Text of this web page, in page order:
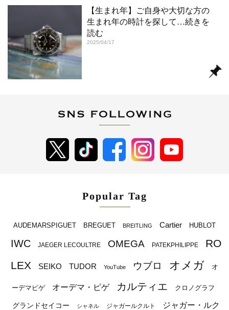
【生まれ年】ご自身や大切な方の
生まれ年の時計を探して …続きを
読む
2025/04/17
Popular Tag
AUDEMARSPIGUET BREGUET BREITLING Cartier HUBLOT
IWC JAEGER LECOULTRE OMEGA PATEKPHILIPPE
RO
LEX
SEIKO TUDOR YouTube ウブロ オメガ オ
ーデマピゲ オーデマ・ピゲ カルティエ クロノグラフ
グランドセイコー シャネル ジャガールクルト
ジャガー・ルク